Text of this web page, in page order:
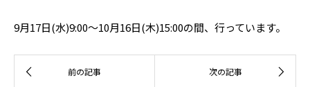
9月17日(水)9:00～10月16日(木)15:00の間、行っています。